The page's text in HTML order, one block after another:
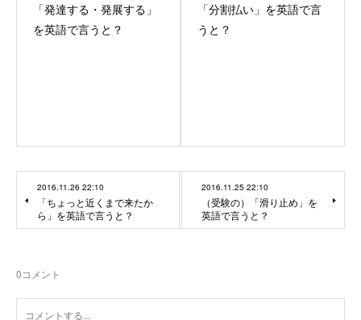
「発達する・発展する」
を英語で言うと？
「分割払い」を英語で言
うと？
2016.11.26 22:10
「ちょっと近くまで来たか
ら」を英語で言うと？
2016.11.25 22:10
（受験の）「滑り止め」を
英語で言うと？
0コメント